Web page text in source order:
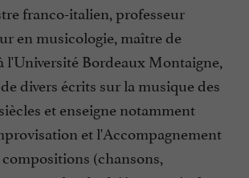
franco-italien, professeur
en musicologie, maître de
l'Université Bordeaux Montaigne,
divers écrits sur la musique des
et enseigne notamment
et l'Accompagnement
compositions (chansons,